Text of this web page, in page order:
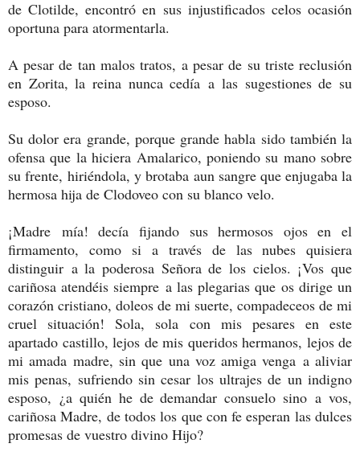
de Clotilde, encontró en sus injustificados celos ocasión
oportuna para atormentarla.
A pesar de tan malos tratos, a pesar de su triste reclusión
en Zorita, la reina nunca cedía a las sugestiones de su
esposo.
Su dolor era grande, porque grande habla sido también la
ofensa que la hiciera Amalarico, poniendo su mano sobre
su frente, hiriéndola, y brotaba aun sangre que enjugaba la
hermosa hija de Clodoveo con su blanco velo.
¡Madre mía! decía fijando sus hermosos ojos en el
firmamento, como si a través de las nubes quisiera
distinguir a la poderosa Señora de los cielos. ¡Vos que
cariñosa atendéis siempre a las plegarias que os dirige un
corazón cristiano, doleos de mi suerte, compadeceos de mi
cruel situación! Sola, sola con mis pesares en este
apartado castillo, lejos de mis queridos hermanos, lejos de
mi amada madre, sin que una voz amiga venga a aliviar
mis penas, sufriendo sin cesar los ultrajes de un indigno
esposo, ¿a quién he de demandar consuelo sino a vos,
cariñosa Madre, de todos los que con fe esperan las dulces
promesas de vuestro divino Hijo?